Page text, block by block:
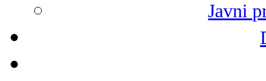
Javni